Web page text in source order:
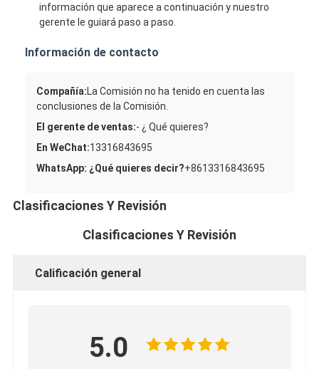
información que aparece a continuación y nuestro
gerente le guiará paso a paso.
Información de contacto
Compañía:La Comisión no ha tenido en cuenta las
conclusiones de la Comisión.
El gerente de ventas:- ¿ Qué quieres?
En WeChat:13316843695
WhatsApp: ¿Qué quieres decir?+8613316843695
Clasificaciones Y Revisión
Clasificaciones Y Revisión
Calificación general
5.0